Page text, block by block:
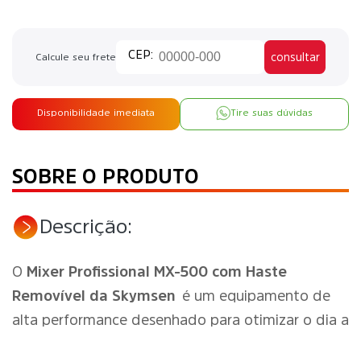
Calcule seu frete consultar
Disponibilidade imediata Tire suas dúvidas
SOBRE O PRODUTO
Descrição:
O Mixer Profissional MX-500 com Haste
Removível da Skymsen é um equipamento de
alta performance desenhado para otimizar o dia a